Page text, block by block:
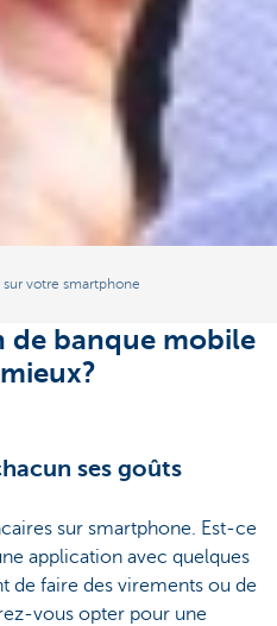
votre smartphone
de banque mobile
ses goûts
sur smartphone. Est-ce
application avec quelques
de faire des virements ou de
vous opter pour une